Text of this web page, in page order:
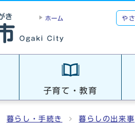
ホーム や
子育て・教育
暮らし・手続き 暮らしの出来事